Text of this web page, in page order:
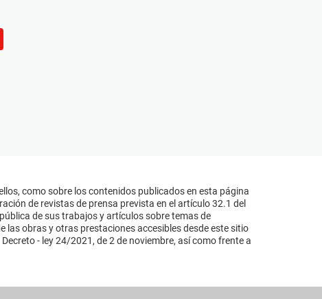
como sobre los contenidos publicados en esta página
de revistas de prensa prevista en el artículo 32.1 del
de sus trabajos y artículos sobre temas de
las obras y otras prestaciones accesibles desde este sitio
- ley 24/2021, de 2 de noviembre, así como frente a